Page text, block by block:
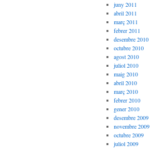
juny 2011
abril 2011
març 2011
febrer 2011
desembre 2010
octubre 2010
agost 2010
juliol 2010
maig 2010
abril 2010
març 2010
febrer 2010
gener 2010
desembre 2009
novembre 2009
octubre 2009
juliol 2009